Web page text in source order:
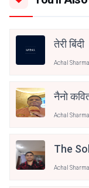
तेरी बिंदी
Achal Sharma
नैनो
Achal Sharma
The
Achal Sharma